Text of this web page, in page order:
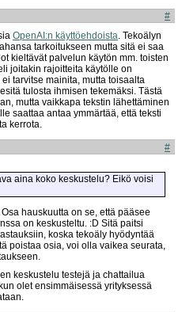
#
OpenAI:n käyttöehdoista. Tekoälyn
tarkoitukseen mutta sitä ei saa
kieltävät palvelun käytön mm. toisten
joitakin rajoitteita käytölle on
tarvitse mainita, mutta toisaalta
tulosta ihmisen tekemäksi. Tästä
mutta vaikkapa tekstin lähettäminen
saattaa antaa ymmärtää, että teksti
kerrota.
#
aina koko keskustelu? Eikö voisi
hauskuutta on se, että pääsee
on keskusteltu. :D Sitä paitsi
koska tekoäly hyödyntää
poistaa osia, voi olla vaikea seurata,
keskustelu testejä ja chattailua
olet ensimmäisessä yrityksessä